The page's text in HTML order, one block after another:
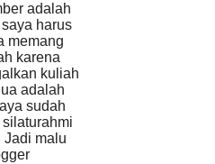
adalah
harus
memang
karena
kuliah
adalah
sudah
Jadi malu